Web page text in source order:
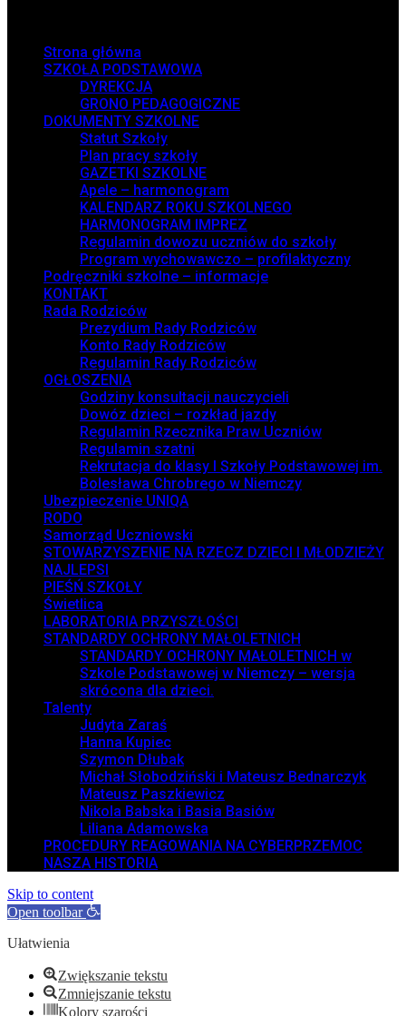
Strona główna
SZKOŁA PODSTAWOWA
DYREKCJA
GRONO PEDAGOGICZNE
DOKUMENTY SZKOLNE
Statut Szkoły
Plan pracy szkoły
GAZETKI SZKOLNE
Apele – harmonogram
KALENDARZ ROKU SZKOLNEGO
HARMONOGRAM IMPREZ
Regulamin dowozu uczniów do szkoły
Program wychowawczo – profilaktyczny
Podręczniki szkolne – informacje
KONTAKT
Rada Rodziców
Prezydium Rady Rodziców
Konto Rady Rodziców
Regulamin Rady Rodziców
OGŁOSZENIA
Godziny konsultacji nauczycieli
Dowóz dzieci – rozkład jazdy
Regulamin Rzecznika Praw Uczniów
Regulamin szatni
Rekrutacja do klasy I Szkoły Podstawowej im.
Bolesława Chrobrego w Niemczy
Ubezpieczenie UNIQA
RODO
Samorząd Uczniowski
STOWARZYSZENIE NA RZECZ DZIECI I MŁODZIEŻY
NAJLEPSI
PIEŚŃ SZKOŁY
Świetlica
LABORATORIA PRZYSZŁOŚCI
STANDARDY OCHRONY MAŁOLETNICH
STANDARDY OCHRONY MAŁOLETNICH w
Szkole Podstawowej w Niemczy – wersja
skrócona dla dzieci.
Talenty
Judyta Zaraś
Hanna Kupiec
Szymon Dłubak
Michał Słobodziński i Mateusz Bednarczyk
Mateusz Paszkiewicz
Nikola Babska i Basia Basiów
Liliana Adamowska
PROCEDURY REAGOWANIA NA CYBERPRZEMOC
NASZA HISTORIA
Skip to content
Open toolbar
Ułatwienia
Zwiększanie tekstu
Zmniejszanie tekstu
Kolory szarości